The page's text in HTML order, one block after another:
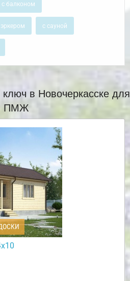
с балконом
эркером с сауной
в Новочеркасске для
ПМЖ